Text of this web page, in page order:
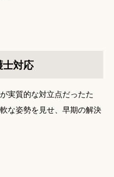
対応
実質的な対立点だったた
な姿勢を見せ、早期の解決